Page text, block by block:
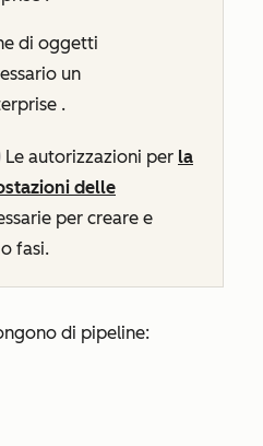
di oggetti
un
.
Le autorizzazioni per la
delle
per creare e
fasi.
di pipeline: